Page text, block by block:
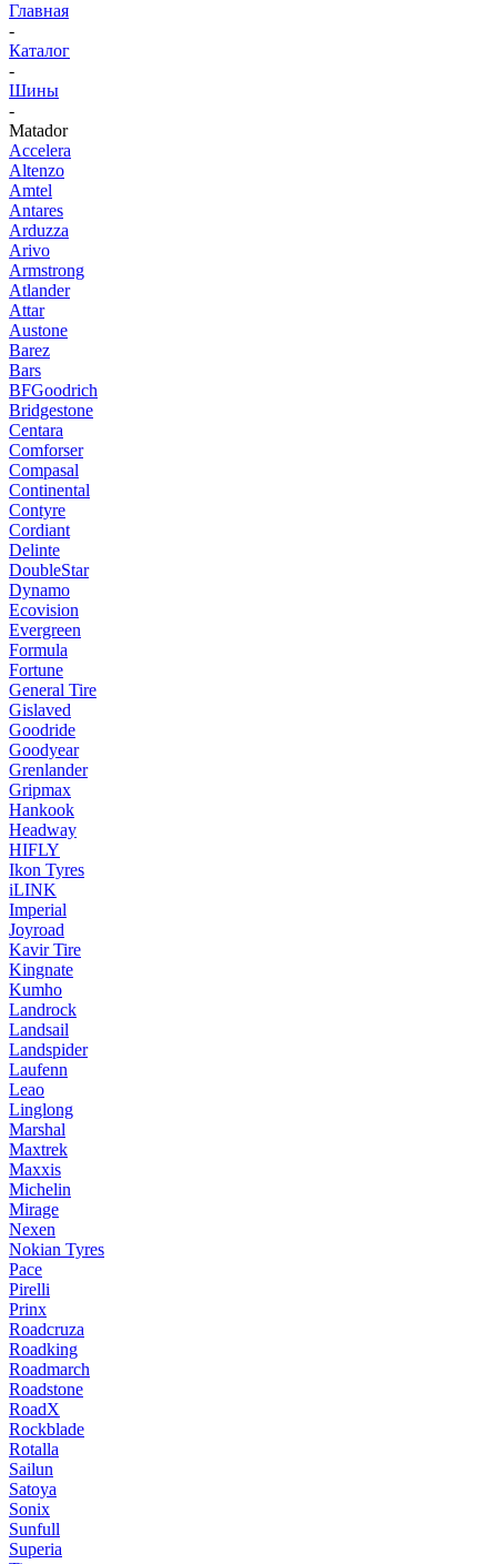
Главная
-
Каталог
-
Шины
-
Matador
Accelera
Altenzo
Amtel
Antares
Arduzza
Arivo
Armstrong
Atlander
Attar
Austone
Barez
Bars
BFGoodrich
Bridgestone
Centara
Comforser
Compasal
Continental
Contyre
Cordiant
Delinte
DoubleStar
Dynamo
Ecovision
Evergreen
Formula
Fortune
General Tire
Gislaved
Goodride
Goodyear
Grenlander
Gripmax
Hankook
Headway
HIFLY
Ikon Tyres
iLINK
Imperial
Joyroad
Kavir Tire
Kingnate
Kumho
Landrock
Landsail
Landspider
Laufenn
Leao
Linglong
Marshal
Maxtrek
Maxxis
Michelin
Mirage
Nexen
Nokian Tyres
Pace
Pirelli
Prinx
Roadcruza
Roadking
Roadmarch
Roadstone
RoadX
Rockblade
Rotalla
Sailun
Satoya
Sonix
Sunfull
Superia